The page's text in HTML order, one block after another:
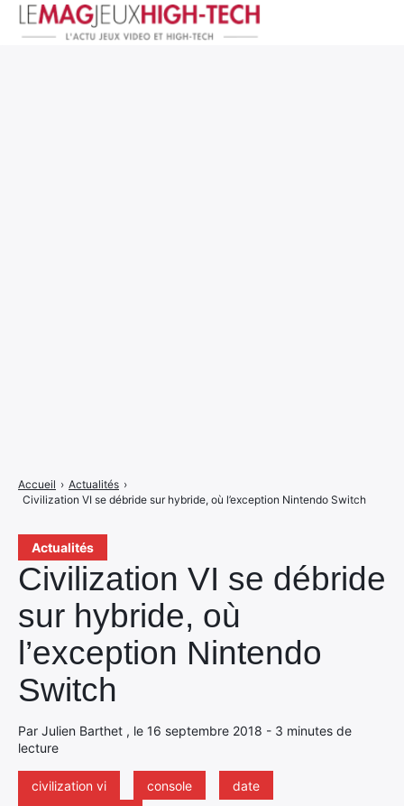
Actualités
Civilization VI se débride
sur hybride, où
l’exception Nintendo
Switch
Par Julien Barthet , le 16 septembre 2018 - 3 minutes de
lecture
civilization vi console
date
Accueil › Actualités ›
Civilization VI se débride sur hybride, où l’exception Nintendo Switch